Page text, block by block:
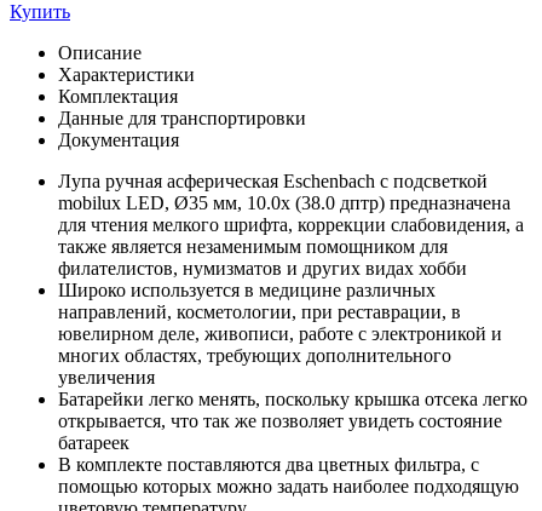
Купить
Описание
Характеристики
Комплектация
Данные для транспортировки
Документация
Лупа ручная асферическая Eschenbach с подсветкой
mobilux LED, Ø35 мм, 10.0х (38.0 дптр) предназначена
для чтения мелкого шрифта, коррекции слабовидения, а
также является незаменимым помощником для
филателистов, нумизматов и других видах хобби
Широко используется в медицине различных
направлений, косметологии, при реставрации, в
ювелирном деле, живописи, работе с электроникой и
многих областях, требующих дополнительного
увеличения
Батарейки легко менять, поскольку крышка отсека легко
открывается, что так же позволяет увидеть состояние
батареек
В комплекте поставляются два цветных фильтра, с
помощью которых можно задать наиболее подходящую